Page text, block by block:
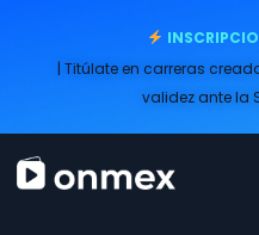
| Titúlate en carreras
validez ante la